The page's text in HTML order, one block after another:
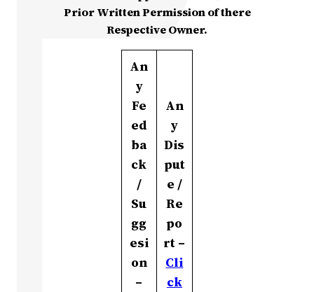
Prior Written Permission of there
Respective Owner.
An
y
Fe
ed
ba
ck
/
Su
gg
esi
on
–
An
y
Dis
put
e /
Re
po
rt –
Cli
ck